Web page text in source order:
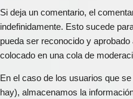
Si deja un comentario, el
indefinidamente. Esto sucede
pueda ser reconocido y
colocado en una cola de
En el caso de los usuarios que
hay), almacenamos la